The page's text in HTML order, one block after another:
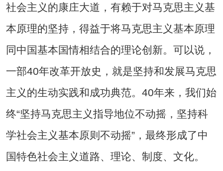
社会主义的康庄大道，有赖于对马克思主义基
本原理的坚持，得益于将马克思主义基本原理
同中国基本国情相结合的理论创新。可以说，
一部40年改革开放史，就是坚持和发展马克思
主义的生动实践和成功典范。40年来，我们始
终“坚持马克思主义指导地位不动摇，坚持科
学社会主义基本原则不动摇”，最终形成了中
国特色社会主义道路、理论、制度、文化。